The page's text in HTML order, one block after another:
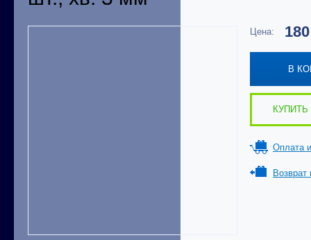
Цена:
В
КУПИТЬ
Оплата
Возврат